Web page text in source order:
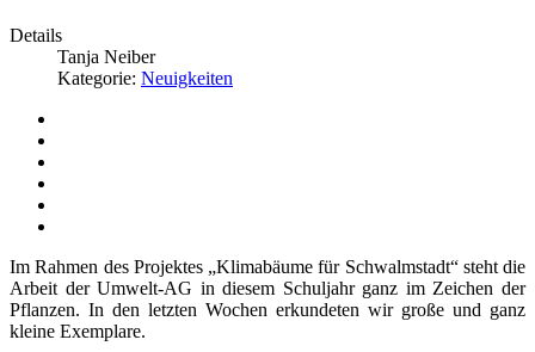
Details
Tanja Neiber
Kategorie: Neuigkeiten
Im Rahmen des Projektes „Klimabäume für Schwalmstadt“ steht die
Arbeit der Umwelt-AG in diesem Schuljahr ganz im Zeichen der
Pflanzen. In den letzten Wochen erkundeten wir große und ganz
kleine Exemplare.